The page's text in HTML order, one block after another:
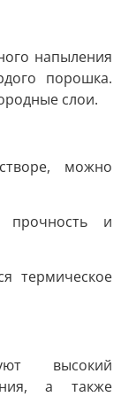
напыления
порошка.
слои.
можно
и
термическое
высокий
а также